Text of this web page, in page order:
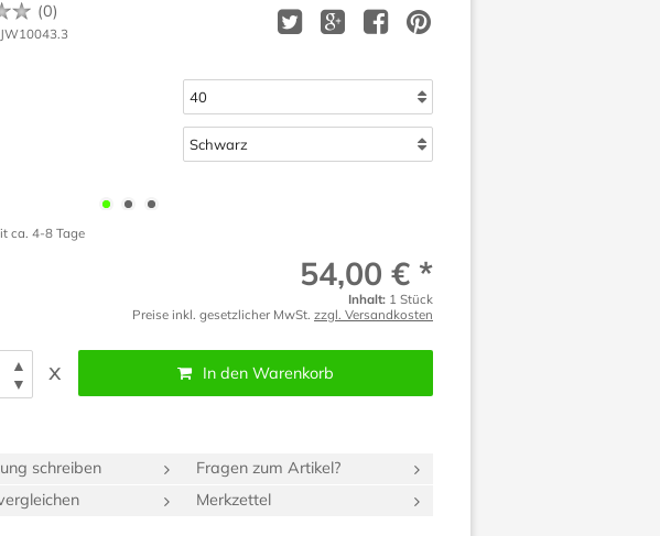
(0)
ca. 4-8 Tage
54,00 € *
Inhalt: 1 Stück
Preise inkl. gesetzlicher MwSt. zzgl. Versandkosten
▲
▼
x In den Warenkorb
schreiben
Fragen zum Artikel?
Merkzettel